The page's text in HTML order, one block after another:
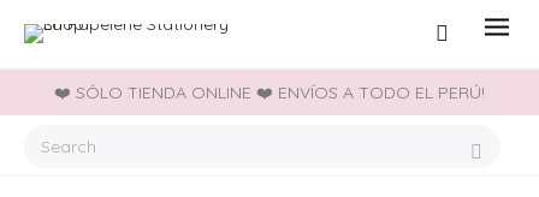
❤️ SÓLO TIENDA ONLINE ❤️ ENVÍOS A TODO EL PERÚ!